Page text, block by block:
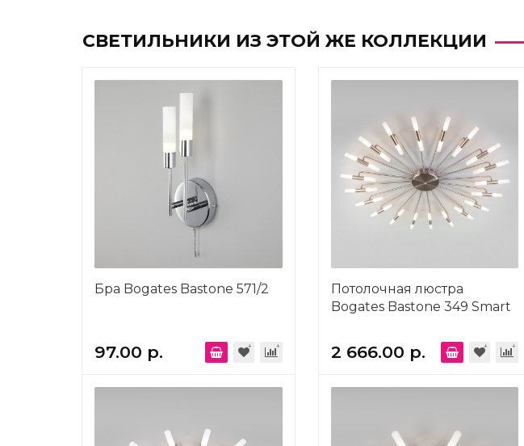
СВЕТИЛЬНИКИ ИЗ ЭТОЙ ЖЕ КОЛЛЕКЦИИ
Бра Bogates Bastone 571/2
97.00 р.
Потолочная люстра
Bogates Bastone 349 Smart
2 666.00 р.